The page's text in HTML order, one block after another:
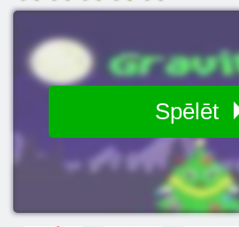
Spēlēt